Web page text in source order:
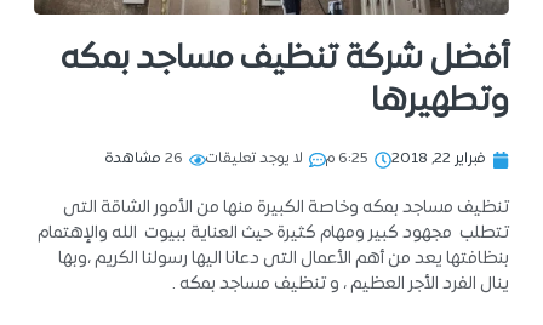
أفضل شركة تنظيف مساجد بمكه
وتطهيرها
فبراير 22, 2018 6:25 م لا يوجد تعليقات 26 مشاهدة
تنظيف مساجد بمكه وخاصة الكبيرة منها من الأمور الشاقة التى
تتطلب مجهود كبير ومهام كثيرة حيث العناية ببيوت الله والإهتمام
بنظافتها يعد من أهم الأعمال التى دعانا اليها رسولنا الكريم ،وبها
ينال الفرد الأجر العظيم ، و تنظيف مساجد بمكه .